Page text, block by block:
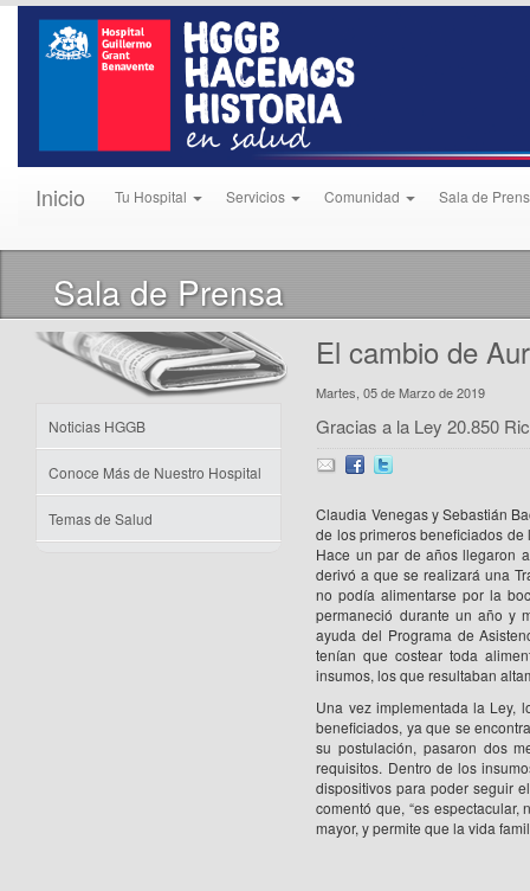
Inicio Tu Hospital Servicios Comunidad Sala de
Sala de Prensa
Noticias HGGB
Conoce Más de Nuestro Hospital
Temas de Salud
El cambio de
Martes, 05 de Marzo de 2019
Gracias a la Ley 20.850
Claudia Venegas y Sebastián
de los primeros beneficiados
Hace un par de años llegaron
derivó a que se realizará una
no podía alimentarse por la
permaneció durante un año y
ayuda del Programa de
tenían que costear toda
insumos, los que resultaban
Una vez implementada la Ley,
beneficiados, ya que se
su postulación, pasaron dos
requisitos. Dentro de los
dispositivos para poder seguir
comentó que, “es
mayor, y permite que la vida